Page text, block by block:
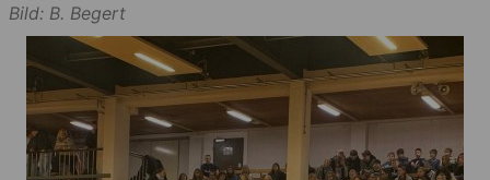
Bild: B. Begert